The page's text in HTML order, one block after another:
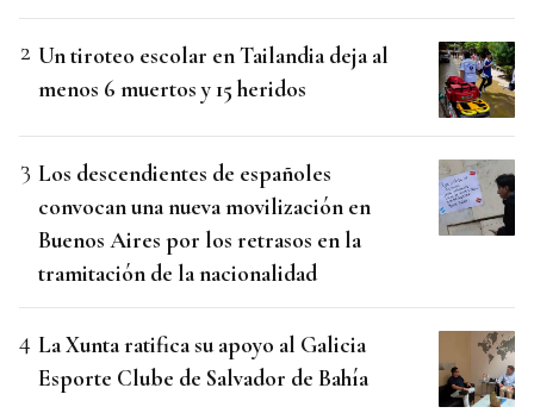
Un tiroteo escolar en Tailandia deja al
menos 6 muertos y 15 heridos
Los descendientes de españoles
convocan una nueva movilización en
Buenos Aires por los retrasos en la
tramitación de la nacionalidad
La Xunta ratifica su apoyo al Galicia
Esporte Clube de Salvador de Bahía